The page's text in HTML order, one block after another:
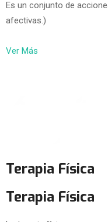
Es un conjunto de
afectivas.)
Ver Más
Terapia Física
Terapia Física